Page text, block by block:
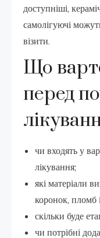
доступніші,
самолігуючі
візити.
Що
перед
чи входять у
лікування;
які матеріали
коронок, пломб
скільки буде
чи потрібні